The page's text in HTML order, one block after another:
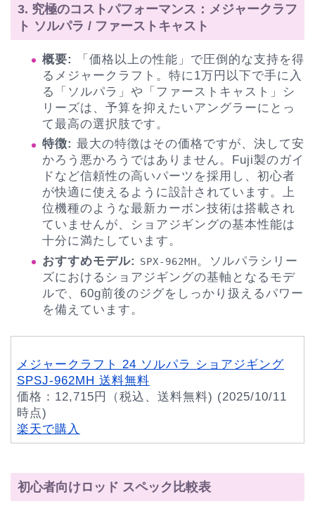
3. 究極のコストパフォーマンス：メジャークラフ
ト ソルパラ / ファーストキャスト
概要:
「価格以上の性能」で圧倒的な支持を得
るメジャークラフト。特に1万円以下で手に入
る「ソルパラ」や「ファーストキャスト」シ
リーズは、予算を抑えたいアングラーにとっ
て最高の選択肢です。
特徴: 最大の特徴はその価格ですが、決して安
かろう悪かろうではありません。Fuji製のガイ
ドなど信頼性の高いパーツを採用し、初心者
が快適に使えるように設計されています。上
位機種のような最新カーボン技術は搭載され
ていませんが、ショアジギングの基本性能は
十分に満たしています。
おすすめモデル:
SPX-962MH。ソルパラシリー
ズにおけるショアジギングの基軸となるモデ
ルで、60g前後のジグをしっかり扱えるパワー
を備えています。
メジャークラフト 24 ソルパラ ショアジギング
SPSJ-962MH 送料無料
価格：12,715円（税込、送料無料) (2025/10/11
時点)
楽天で購入
初心者向けロッド スペック比較表